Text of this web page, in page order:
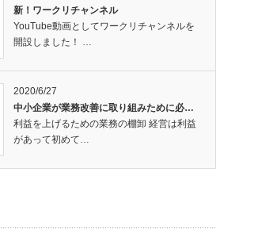
新！ワークリチャンネル
YouTube動画としてワークリチャンネルを
開設しました！ …
2020/6/27
中小企業が業務改善に取り組みために必…
利益を上げるための業務の棚卸 経営は利益
があって初めて…